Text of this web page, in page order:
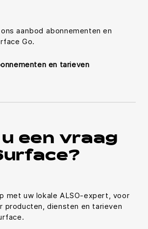
aanbod abonnementen en
Go.
en tarieven
een vraag
met uw lokale ALSO-expert, voor
producten, diensten en tarieven